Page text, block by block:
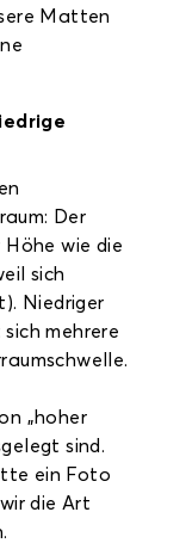
Matten
Der
wie die
sich
Niedriger
mehrere
„hoher
sind.
ein Foto
die Art